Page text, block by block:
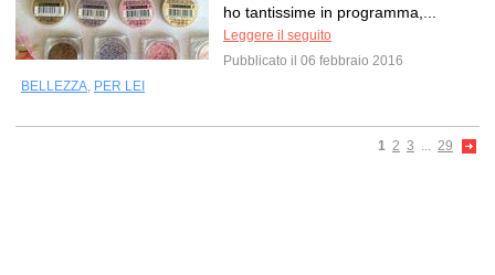
ho tantissime in programma,...
Leggere il seguito
Pubblicato il 06 febbraio 2016
BELLEZZA, PER LEI
1 2 3 ... 29